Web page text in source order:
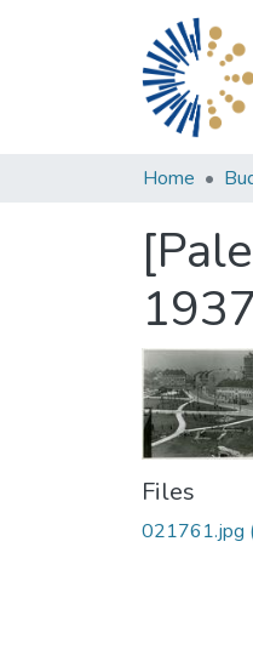
Home
Files
021761.jpg